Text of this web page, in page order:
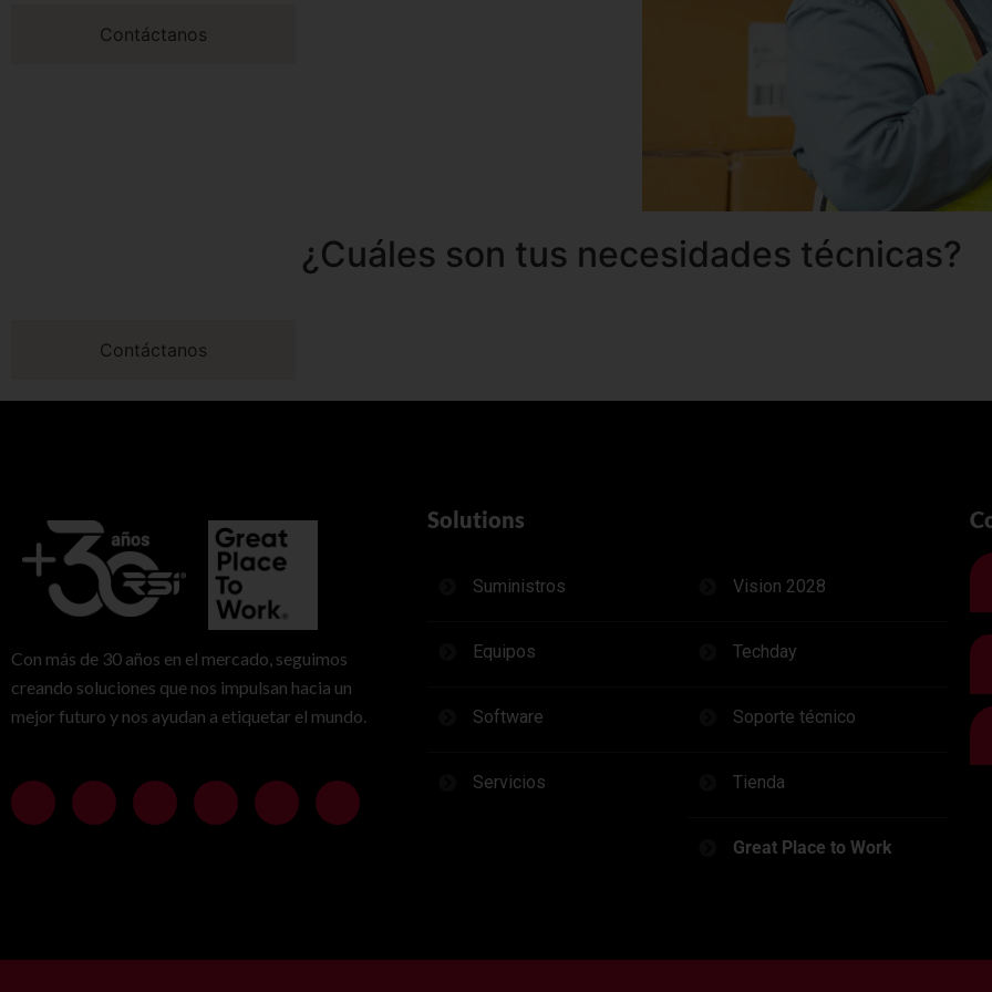
Contáctanos
¿Cuáles son tus necesidades técnicas?
Contáctanos
Con más de 30 años en el mercado, seguimos
creando soluciones que nos impulsan hacia un
mejor futuro y nos ayudan a etiquetar el mundo.
Solutions
Suministros
Equipos
Software
Servicios
Vision 2028
Techday
Soporte técnico
Tienda
Great Place to Work